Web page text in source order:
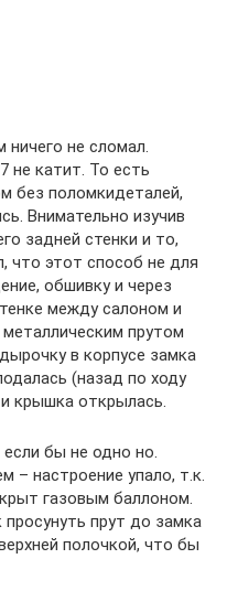
не сломал.
не катит. То есть
без поломкидеталей,
Внимательно изучив
задней стенки и то,
что этот способ не для
обшивку и через
между салоном и
прутом
в корпусе замка
(назад по ходу
крышка открылась.
бы не одно но.
– настроение упало, т.к.
газовым баллоном.
прут до замка
полочкой, что бы